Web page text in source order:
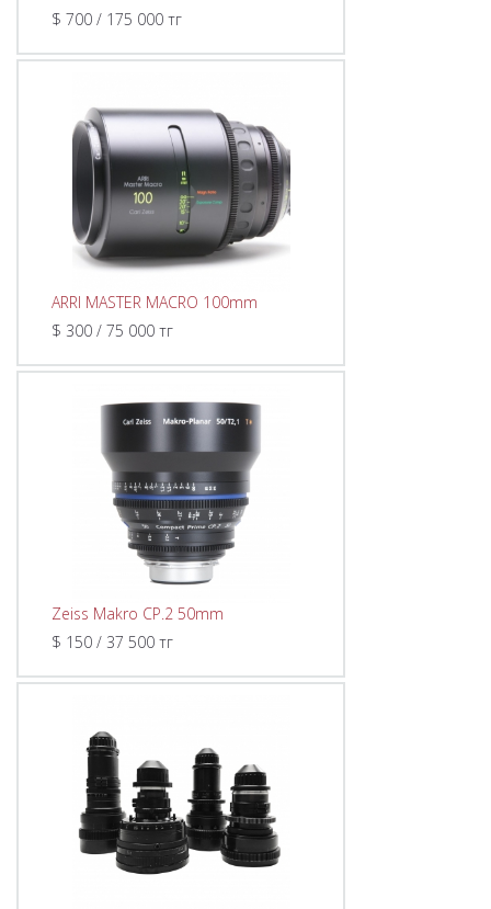
$ 700 / 175 000 тг
ARRI MASTER MACRO 100mm
$ 300 / 75 000 тг
Zeiss Makro CP.2 50mm
$ 150 / 37 500 тг